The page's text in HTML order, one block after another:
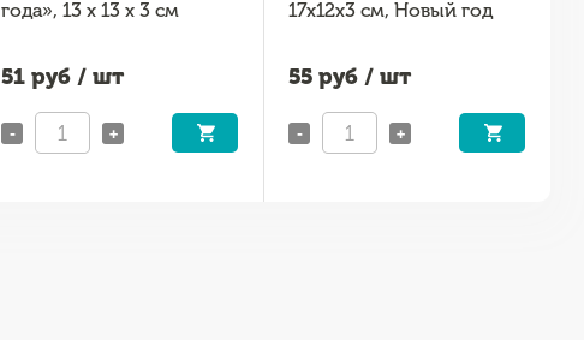
года», 13 х 13 х 3 см
51 руб / шт
- +
17х12х3 см, Новый год
55 руб / шт
- +